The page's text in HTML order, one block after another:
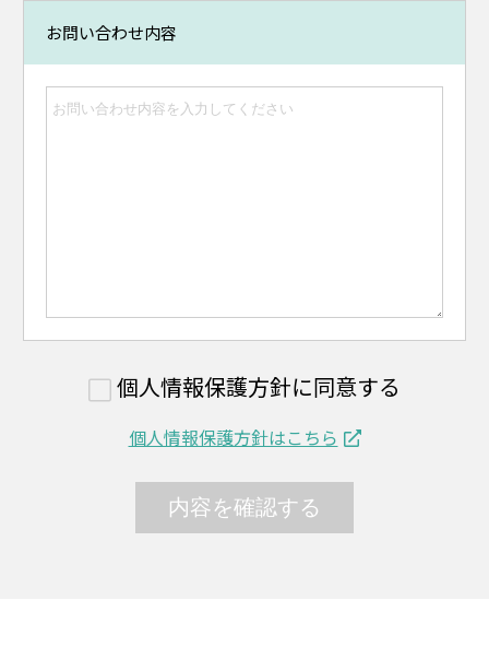
お問い合わせ内容
個人情報保護方針に同意する
個人情報保護方針はこちら